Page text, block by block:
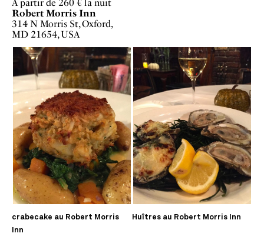
A partir de 260 € la nuit
Robert Morris Inn
314 N Morris St, Oxford,
MD 21654, USA
crabecake au Robert Morris
Inn
Huîtres au Robert Morris Inn